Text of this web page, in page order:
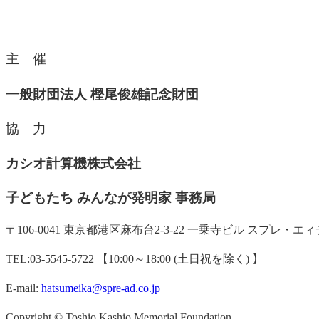
主 催
一般財団法人 樫尾俊雄記念財団
協 力
カシオ計算機株式会社
子どもたち みんなが発明家 事務局
〒106-0041 東京都港区麻布台2-3-22 一乗寺ビル スプレ・エィ
TEL:03-5545-5722 【10:00～18:00 (土日祝を除く) 】
E-mail: hatsumeika@spre-ad.co.jp